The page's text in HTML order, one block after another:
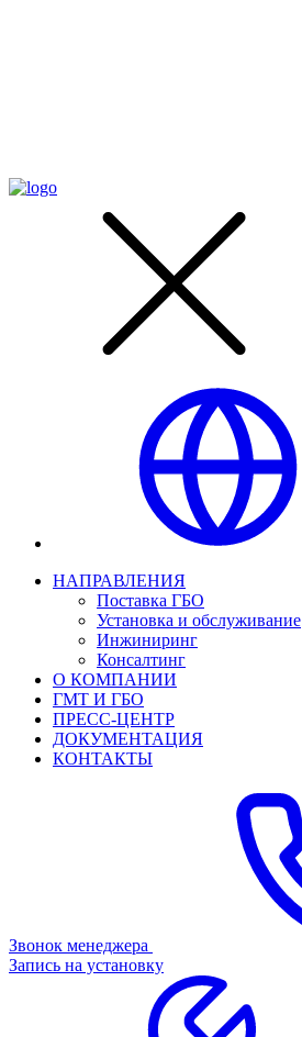
НАПРАВЛЕНИЯ
Поставка ГБО
Установка и обслуживание
Инжиниринг
Консалтинг
О КОМПАНИИ
ГМТ И ГБО
ПРЕСС-ЦЕНТР
ДОКУМЕНТАЦИЯ
КОНТАКТЫ
Звонок менеджера
Запись на установку